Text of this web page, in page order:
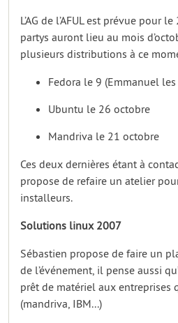
L’AG de l’AFUL est prévue pour
partys auront lieu au mois
plusieurs distributions à ce
Fedora le 9 (Emmanuel
Ubuntu le 26 octobre
Mandriva le 21 octobre
Ces deux dernières étant à
propose de refaire un atelier
installeurs.
Solutions linux 2007
Sébastien propose de faire un
de l’événement, il pense aussi
prêt de matériel aux entreprises
(mandriva, IBM...)